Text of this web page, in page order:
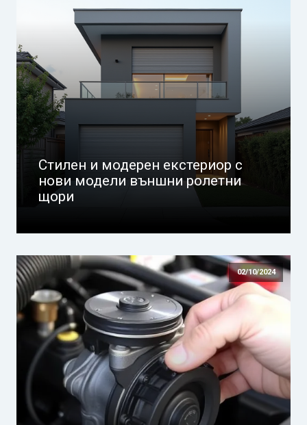
Стилен и модерен екстериор с
нови модели външни ролетни
щори
02/10/2024